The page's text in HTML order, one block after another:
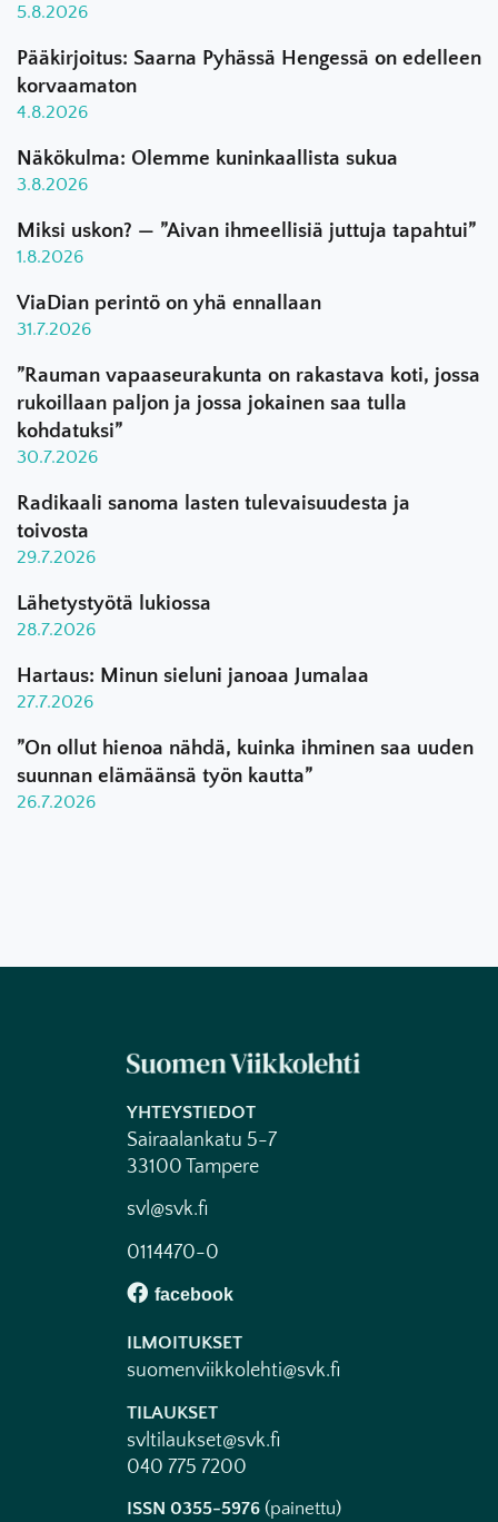
5.8.2026
Pääkirjoitus: Saarna Pyhässä Hengessä on edelleen
korvaamaton
4.8.2026
Näkökulma: Olemme kuninkaallista sukua
3.8.2026
Miksi uskon? — ”Aivan ihmeellisiä juttuja tapahtui”
1.8.2026
ViaDian perintö on yhä ennallaan
31.7.2026
”Rauman vapaaseurakunta on rakastava koti, jossa
rukoillaan paljon ja jossa jokainen saa tulla
kohdatuksi”
30.7.2026
Radikaali sanoma lasten tulevaisuudesta ja
toivosta
29.7.2026
Lähetystyötä lukiossa
28.7.2026
Hartaus: Minun sieluni janoaa Jumalaa
27.7.2026
”On ollut hienoa nähdä, kuinka ihminen saa uuden
suunnan elämäänsä työn kautta”
26.7.2026
YHTEYSTIEDOT
Sairaalankatu 5-7
33100 Tampere
svl@svk.fi
0114470-0
ILMOITUKSET
suomenviikkolehti@svk.fi
TILAUKSET
svltilaukset@svk.fi
040 775 7200
ISSN 0355-5976 (painettu)